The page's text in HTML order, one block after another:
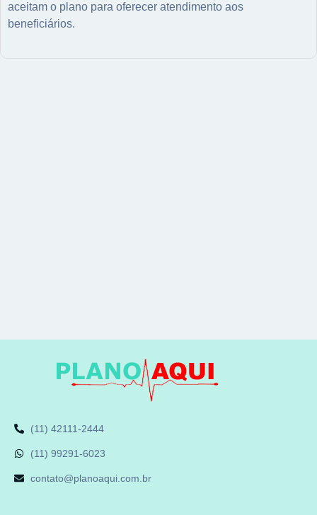
aceitam o plano para oferecer atendimento aos
beneficiários.
(11) 42111-2444
(11) 99291-6023
contato@planoaqui.com.br